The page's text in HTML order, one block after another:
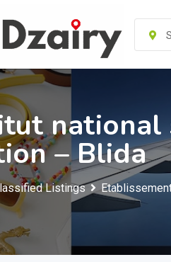
national
– Blida
Listings